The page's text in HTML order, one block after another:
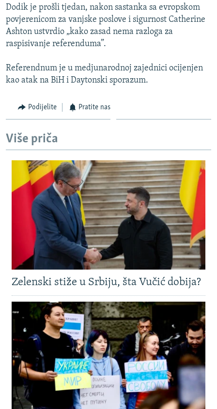
POPLAVE I KLIZIŠTA U BIH 2024.
TV LIBERTY
POST SCRIPTUM
TRI DECENIJE OD RATA U BIH
NASTANAK I RASPAD JUGOSLAVIJE
Sve RFE/RL stranice
Dodik je prošli tjedan, nakon sastanka sa evropskom
povjerenicom za vanjske poslove i sigurnost Catherine
Ashton ustvrdio „kako zasad nema razloga za
raspisivanje referenduma”.
Referendnum je u medjunarodnoj zajednici ocijenjen
kao atak na BiH i Daytonski sporazum.
Podijelite Pratite nas
Više priča
Zelenski stiže u Srbiju, šta Vučić dobija?